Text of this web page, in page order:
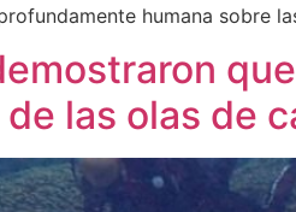
humana sobre
las olas de